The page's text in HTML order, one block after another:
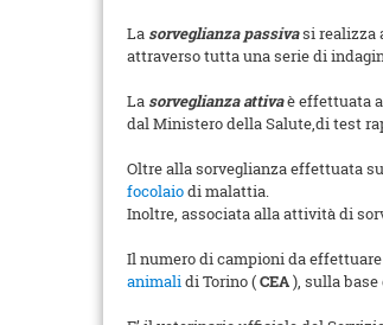
La sorveglianza passivasi realizza
attraverso tutta una serie di
La sorveglianza attivaè effettuata
dal Ministero della Salute,di test
Oltre alla sorveglianza effettuata
focolaiodi malattia.
Inoltre, associata alla attività di
Il numero di campioni da
animalidi Torino (CEA), sulla